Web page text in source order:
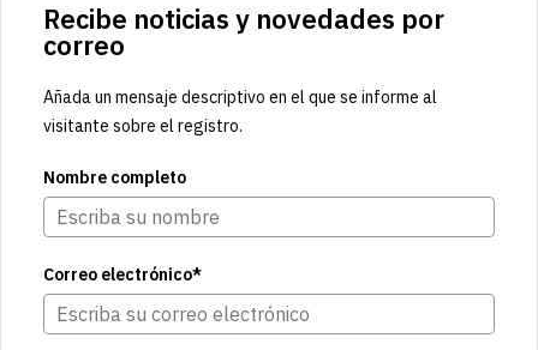
Recibe noticias y novedades por
correo
Añada un mensaje descriptivo en el que se informe al
visitante sobre el registro.
Nombre completo
Correo electrónico*